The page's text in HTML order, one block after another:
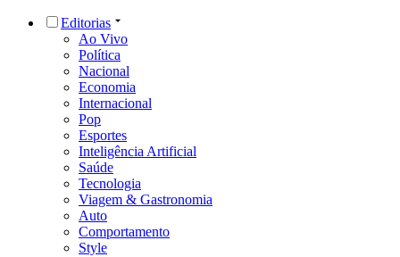
Editorias
Ao Vivo
Política
Nacional
Economia
Internacional
Pop
Esportes
Inteligência Artificial
Saúde
Tecnologia
Viagem & Gastronomia
Auto
Comportamento
Style